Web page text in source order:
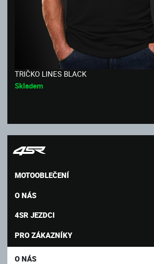
TRIČKO LINES BLACK
Skladem
MOTOOBLEČENÍ
O NÁS
4SR JEZDCI
PRO ZÁKAZNÍKY
O NÁS